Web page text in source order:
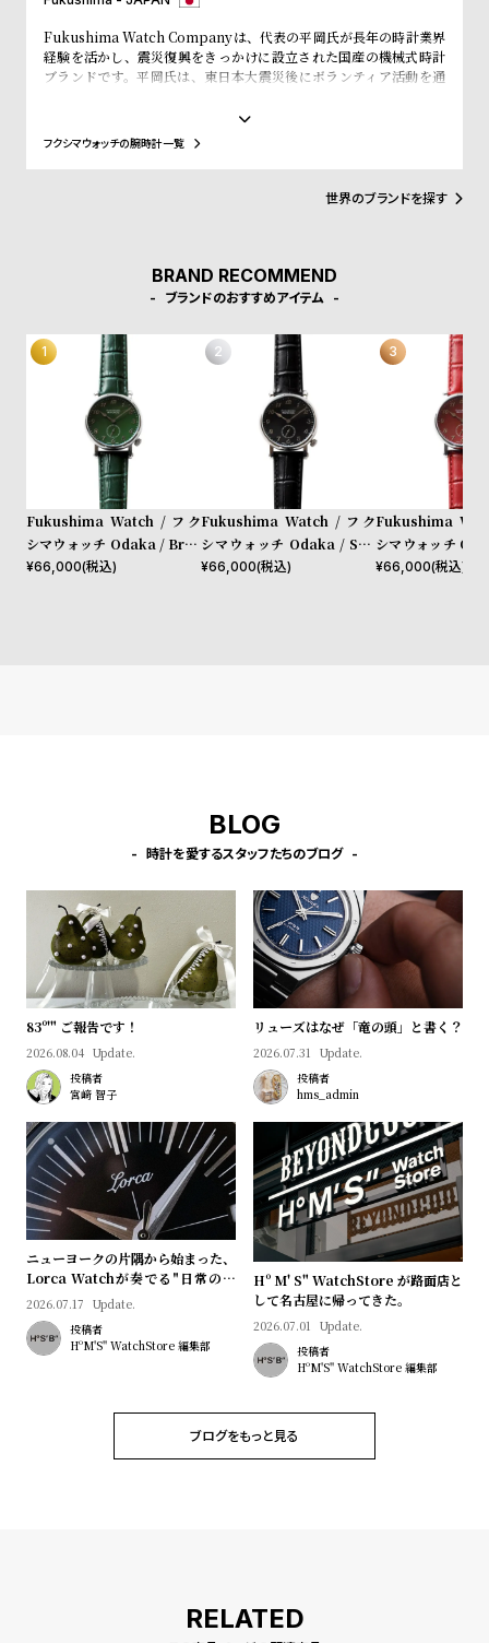
#
e
計
ラ
印
ス
よ
く
あ
る
質
問
お
問
い
合
わ
せ
Fukushima Watch Companyは、代表の平岡氏が長年の時計業界
経験を活かし、震災復興をきっかけに設立された国産の機械式時計
ブランドです。平岡氏は、東日本大震災後にボランティア活動を通
「日本のジュネーブ」として時計産業を盛り上げ、世界に福島の魅
力を発信することを目指しています。
2019年のバーゼルワールドに出展し、海外メディアからも注目を集
め、特にアメリカの「HODINKEE」から評価を得ました。同社の
代表作「mirco TYPE-02」は「メイドインジャパン」としての価
フクシマウォッチの腕時計一覧
世界のブランドを探す
BRAND RECOMMEND
ブランドのおすすめアイテム
Fukushima Watch / フク
シマウォッチ Odaka / Broc
coli green
¥66,000(税込)
Fukushima Watch / フク
シマウォッチ Odaka / Sea
weed black
¥66,000(税込)
Fukushima
シマウォッチ
pepper red
¥66,000(税込)
BLOG
時計を愛するスタッフたちのブログ
83º'" ご報告です！
2026.08.04 Update.
投稿者
宮﨑 智子
リューズはなぜ「竜の頭」と書く？
2026.07.31 Update.
投稿者
hms_admin
ニューヨークの片隅から始まった、
Lorca Watchが奏でる"日常のロ
マン"｜Brand Picks #08
2026.07.17 Update.
投稿者
HºM'S" WatchStore 編集部
Hº M' S" WatchStore が路面店と
して名古屋に帰ってきた。
2026.07.01 Update.
投稿者
HºM'S" WatchStore 編集部
ブログをもっと見る
RELATED